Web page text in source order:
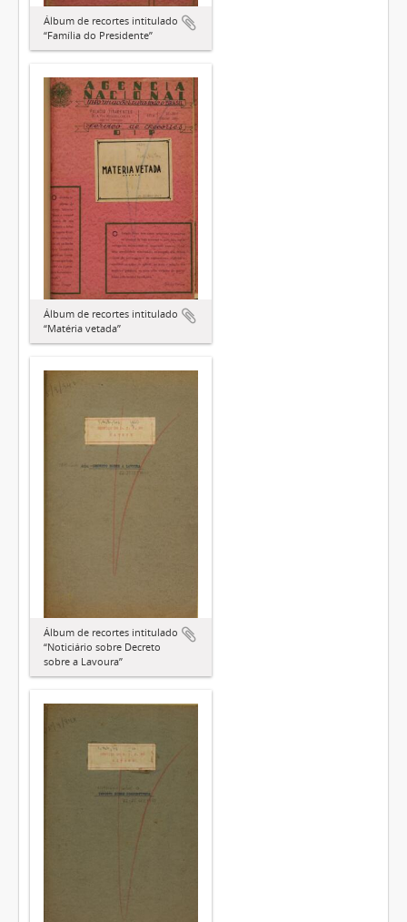
Álbum de recortes intitulado
“Família do Presidente”
Álbum de recortes intitulado
“Matéria vetada”
Álbum de recortes intitulado
“Noticiário sobre Decreto
sobre a Lavoura”